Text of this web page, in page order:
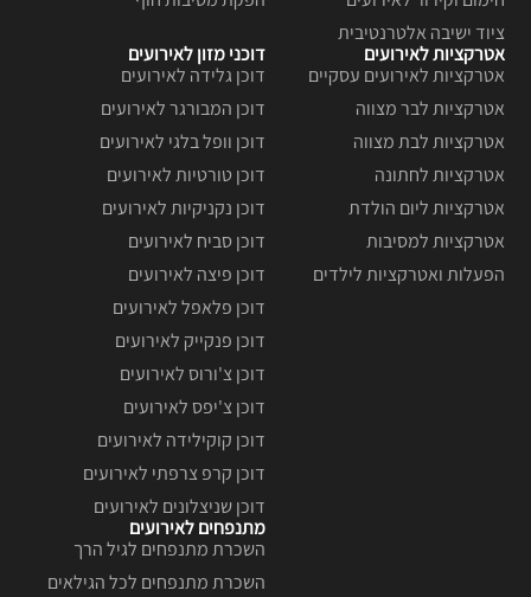
ציוד ישיבה אלטרנטיבית
דוכני מזון לאירועים
דוכן גלידה לאירועים
דוכן המבורגר לאירועים
דוכן וופל בלגי לאירועים
דוכן טורטיות לאירועים
דוכן נקניקיות לאירועים
דוכן סביח לאירועים
דוכן פיצה לאירועים
דוכן פלאפל לאירועים
דוכן פנקייק לאירועים
דוכן צ'ורוס לאירועים
דוכן צ'יפס לאירועים
דוכן קוקילידה לאירועים
דוכן קרפ צרפתי לאירועים
דוכן שניצלונים לאירועים
אטרקציות לאירועים
אטרקציות לאירועים עסקיים
אטרקציות לבר מצווה
אטרקציות לבת מצווה
אטרקציות לחתונה
אטרקציות ליום הולדת
אטרקציות למסיבות
הפעלות ואטרקציות לילדים
מתנפחים לאירועים
השכרת מתנפחים לגיל הרך
השכרת מתנפחים לכל הגילאים